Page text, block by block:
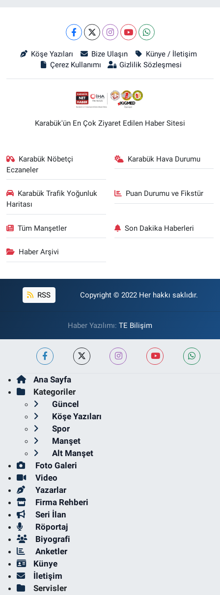
Köşe Yazıları Bize Ulaşın
Künye / İletişim
Çerez Kullanımı
Gizlilik Sözleşmesi
Karabük'ün En Çok Ziyaret Edilen Haber Sitesi
Karabük Nöbetçi
Eczaneler
Karabük Hava Durumu
Karabük Trafik Yoğunluk
Haritası
Puan Durumu ve Fikstür
Tüm Manşetler Son Dakika Haberleri
Haber Arşivi
RSS Copyright © 2022 Her hakkı saklıdır.
Haber Yazılımı: TE Bilişim
Ana Sayfa
Kategoriler
Güncel
Köşe Yazıları
Spor
Manşet
Alt Manşet
Foto Galeri
Video
Yazarlar
Firma Rehberi
Seri İlan
Röportaj
Biyografi
Anketler
Künye
İletişim
Servisler